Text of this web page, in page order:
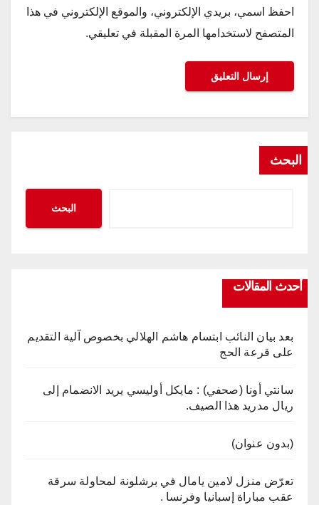
احفظ اسمي، بريدي الإلكتروني، والموقع الإلكتروني في هذا
المتصفح لاستخدامها المرة المقبلة في تعليقي.
البحث
البحث
أحدث المقالات
بعد بيان النائب ابتسام هاشم الهلالي بخصوص آلية التقديم
على قرعة الحج
سانتي أونا (صحفي) : مايكل أوليسي يريد الانضمام إلى
ريال مدريد هذا الصيف.
(بدون عنوان)
تعرّض منزل لامين يامال في برشلونة لمحاولة سرقة
عقب مباراة إسبانيا وفرنسا .